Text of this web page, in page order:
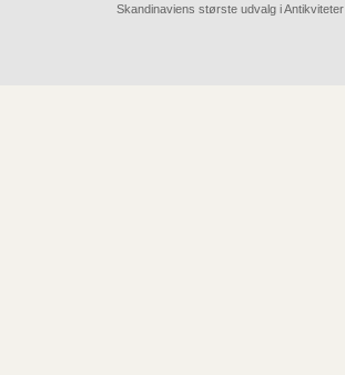
Skandinaviens største udvalg i Antikviteter